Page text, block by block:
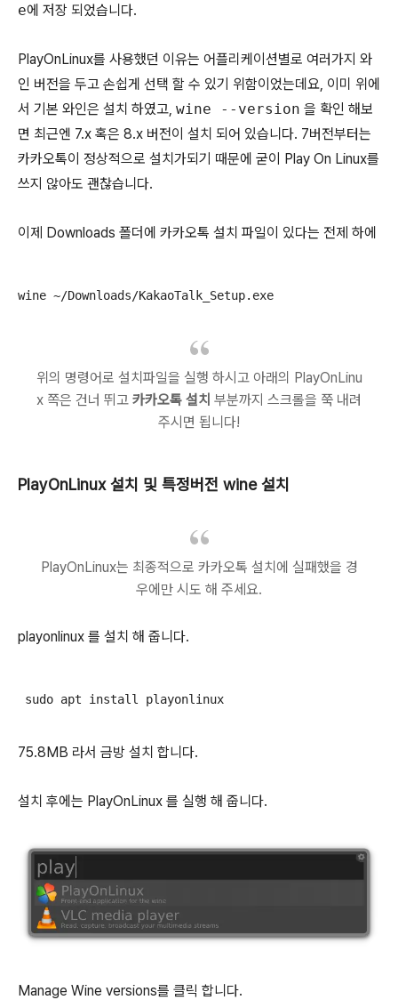
e에 저장 되었습니다.
PlayOnLinux를 사용했던 이유는 어플리케이션별로 여러가지 와
인 버전을 두고 손쉽게 선택 할 수 있기 위함이었는데요, 이미 위에
서 기본 와인은 설치 하였고, wine --version 을 확인 해보
면 최근엔 7.x 혹은 8.x 버전이 설치 되어 있습니다. 7버전부터는
카카오톡이 정상적으로 설치가되기 때문에 굳이 Play On Linux를
쓰지 않아도 괜찮습니다.
이제 Downloads 폴더에 카카오톡 설치 파일이 있다는 전제 하에
wine ~/Downloads/KakaoTalk_Setup.exe
위의 명령어로 설치파일을 실행 하시고 아래의 PlayOnLinu
x 쪽은 건너 뛰고 카카오톡 설치 부분까지 스크롤을 쭉 내려
주시면 됩니다!
PlayOnLinux 설치 및 특정버전 wine 설치
PlayOnLinux는 최종적으로 카카오톡 설치에 실패했을 경
우에만 시도 해 주세요.
playonlinux 를 설치 해 줍니다.
sudo apt install playonlinux
75.8MB 라서 금방 설치 합니다.
설치 후에는 PlayOnLinux 를 실행 해 줍니다.
Manage Wine versions를 클릭 합니다.